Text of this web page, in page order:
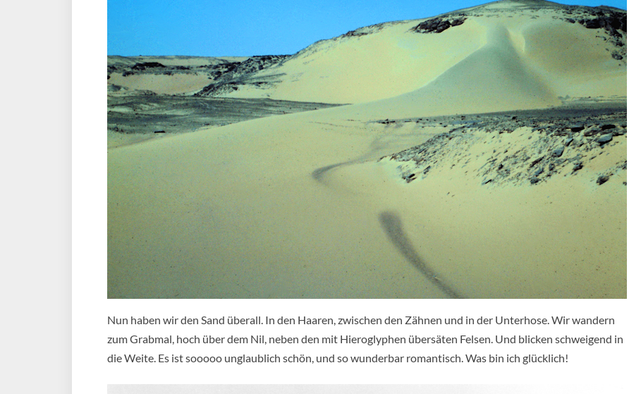
Nun haben wir den Sand überall. In den Haaren, zwischen den Zähnen und in der Unterhose. Wir wandern
zum Grabmal, hoch über dem Nil, neben den mit Hieroglyphen übersäten Felsen. Und blicken schweigend in
die Weite. Es ist sooooo unglaublich schön, und so wunderbar romantisch. Was bin ich glücklich!